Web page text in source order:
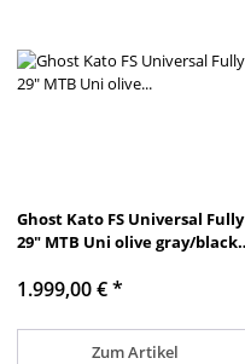
Ghost Kato FS Universal Fully
29" MTB Uni olive gray/black
1.999,00 €*
Zum Artikel